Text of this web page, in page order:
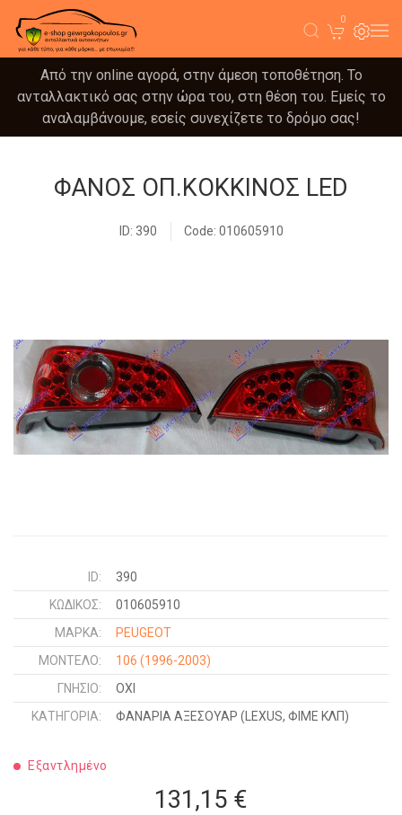
0
Από την online αγορά, στην άμεση τοποθέτηση. Το
ανταλλακτικό σας στην ώρα του, στη θέση του. Εμείς το
αναλαμβάνουμε, εσείς συνεχίζετε το δρόμο σας!
ΦΑΝΟΣ ΟΠ.ΚΟΚΚΙΝΟΣ LED
ID: 390 Code: 010605910
ID:
390
ΚΩΔΙΚΌΣ:
010605910
ΜΑΡΚΑ:
PEUGEOT
ΜΟΝΤΕΛΟ:
106 (1996-2003)
ΓΝΉΣΙΟ:
ΟΧΙ
ΚΑΤΗΓΟΡΊΑ:
ΦΑΝΑΡΙΑ ΑΞΕΣΟΥΑΡ (LEXUS, ΦΙΜΕ ΚΛΠ)
Εξαντλημένο
131,15 €